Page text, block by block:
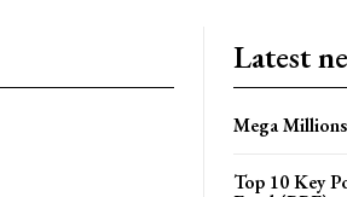
Latest
Mega
Top 10 Key